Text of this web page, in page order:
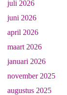
juli 2026
juni 2026
april 2026
maart 2026
januari 2026
november 2025
augustus 2025